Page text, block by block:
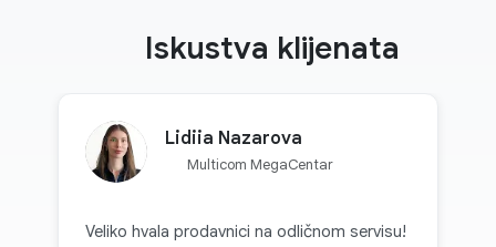
Iskustva klijenata
Lidiia Nazarova
Multicom MegaCentar
Veliko hvala prodavnici na odličnom servisu!